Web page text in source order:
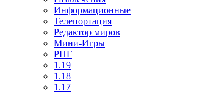
Информационные
Телепортация
Редактор миров
Мини-Игры
РПГ
1.19
1.18
1.17